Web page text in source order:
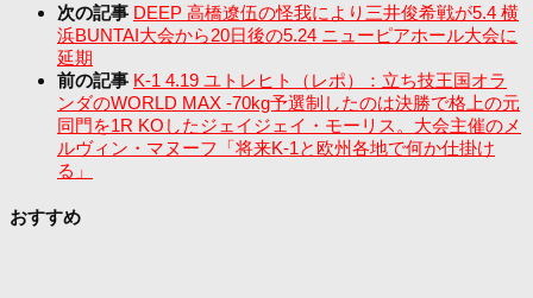
次の記事 DEEP 高橋遼伍の怪我により三井俊希戦が5.4 横
浜BUNTAI大会から20日後の5.24 ニューピアホール大会に
延期
前の記事 K-1 4.19 ユトレヒト（レポ）：立ち技王国オラ
ンダのWORLD MAX -70kg予選制したのは決勝で格上の元
同門を1R KOしたジェイジェイ・モーリス。大会主催のメ
ルヴィン・マヌーフ「将来K-1と欧州各地で何か仕掛け
る」
おすすめ